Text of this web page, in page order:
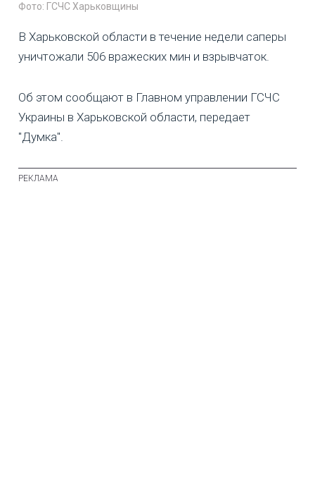
Фото: ГСЧС Харьковщины
В Харьковской области в течение недели саперы
уничтожали 506 вражеских мин и взрывчаток.
Об этом сообщают в Главном управлении ГСЧС
Украины в Харьковской области, передает
"Думка".